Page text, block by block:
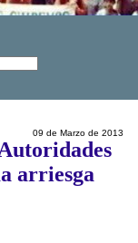
09 de Marzo de 2013
arriesga